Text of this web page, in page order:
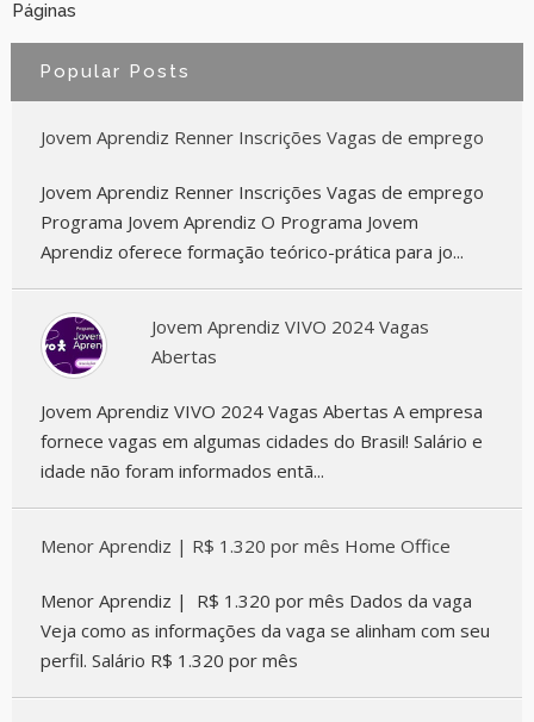
Páginas
Popular Posts
Jovem Aprendiz Renner Inscrições Vagas de emprego
Jovem Aprendiz Renner Inscrições Vagas de emprego
Programa Jovem Aprendiz O Programa Jovem
Aprendiz oferece formação teórico-prática para jo...
Jovem Aprendiz VIVO 2024 Vagas
Abertas
Jovem Aprendiz VIVO 2024 Vagas Abertas A empresa
fornece vagas em algumas cidades do Brasil! Salário e
idade não foram informados entã...
Menor Aprendiz | R$ 1.320 por mês Home Office
Menor Aprendiz | R$ 1.320 por mês Dados da vaga
Veja como as informações da vaga se alinham com seu
perfil. Salário R$ 1.320 por mês